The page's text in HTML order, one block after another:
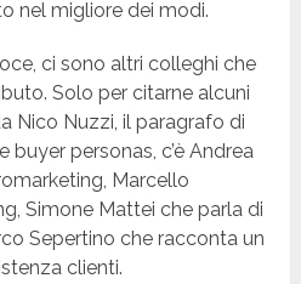
nel migliore dei modi.
ci sono altri colleghi che
Solo per citarne alcuni
Nico Nuzzi, il paragrafo di
buyer personas, c’è Andrea
Marcello
Simone Mattei che parla di
Sepertino che racconta un
clienti.